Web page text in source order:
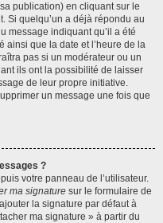
publication) en cliquant sur le
Si quelqu’un a déjà répondu au
message indiquant qu’il a été
ainsi que la date et l’heure de la
pas si un modérateur ou un
ils ont la possibilité de laisser
de leur propre initiative.
un message une fois que
?
votre panneau de l’utilisateur.
ma signature sur le formulaire de
la signature par défaut à
ma signature » à partir du